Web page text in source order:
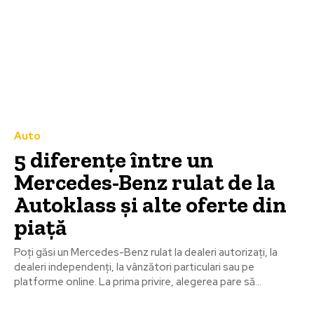
Auto
5 diferențe între un
Mercedes-Benz rulat de la
Autoklass și alte oferte din
piață
Poți găsi un Mercedes-Benz rulat la dealeri autorizați, la
dealeri independenți, la vânzători particulari sau pe
platforme online. La prima privire, alegerea pare să...